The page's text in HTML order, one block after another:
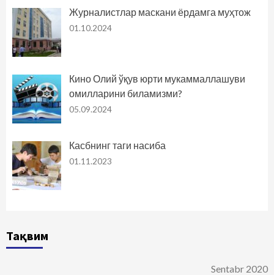
Журналистлар маскани ёрдамга муҳтож
01.10.2024
Кино Олий ўқув юрти мукаммаллашуви
омилларини биламизми?
05.09.2024
Касбнинг таги насиба
01.11.2023
Тақвим
Sentabr 2020